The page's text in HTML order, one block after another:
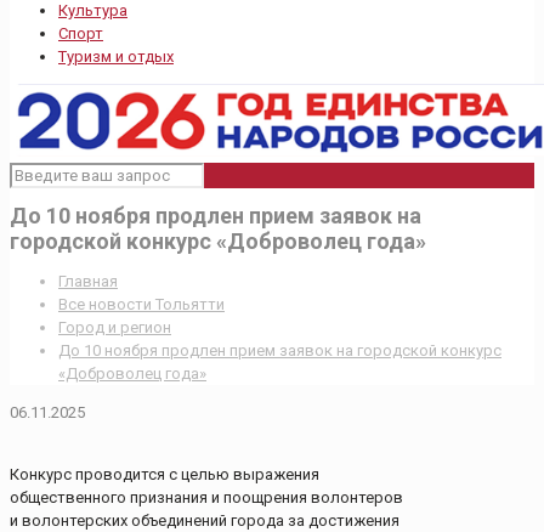
Культура
Спорт
Туризм и отдых
До 10 ноября продлен прием заявок на
городской конкурс «Доброволец года»
Главная
Все новости Тольятти
Город и регион
До 10 ноября продлен прием заявок на городской конкурс
«Доброволец года»
06.11.2025
Конкурс проводится с целью выражения
общественного признания и поощрения волонтеров
и волонтерских объединений города за достижения